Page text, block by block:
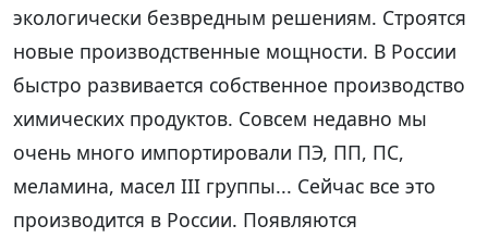
экологически безвредным решениям. Строятся
новые производственные мощности. В России
быстро развивается собственное производство
химических продуктов. Совсем недавно мы
очень много импортировали ПЭ, ПП, ПС,
меламина, масел III группы... Сейчас все это
производится в России. Появляются